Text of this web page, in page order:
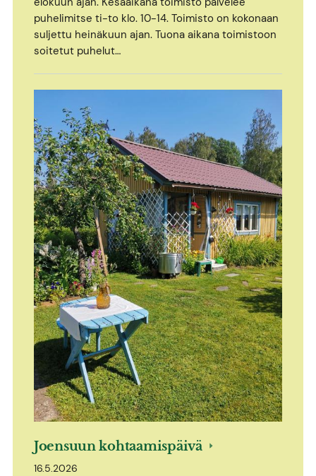
puhelimitse ti-to klo. 10-14. Toimisto on kokonaan
suljettu heinäkuun ajan. Tuona aikana toimistoon
soitetut puhelut…
Joensuun kohtaamispäivä
16.5.2026